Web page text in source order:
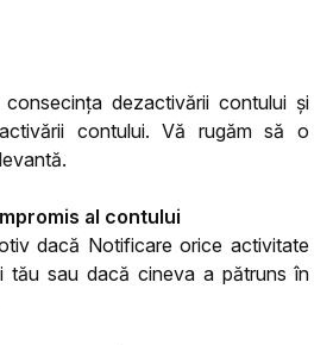
consecința dezactivării contului și
contului. Vă rugăm să o
al contului
dacă Notificare orice activitate
tău sau dacă cineva a pătruns în